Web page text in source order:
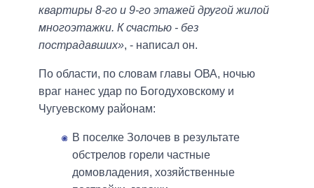
квартиры 8-го и 9-го этажей другой жилой
многоэтажки. К счастью - без
пострадавших», - написал он.
По области, по словам главы ОВА, ночью
враг нанес удар по Богодуховскому и
Чугуевскому районам:
В поселке Золочев в результате
обстрелов горели частные
домовладения, хозяйственные